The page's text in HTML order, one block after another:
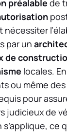
préalable de
nécessiter
par un
de
locales.
ou même
pour
judicieux de
ce